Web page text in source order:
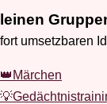
umsetzbaren